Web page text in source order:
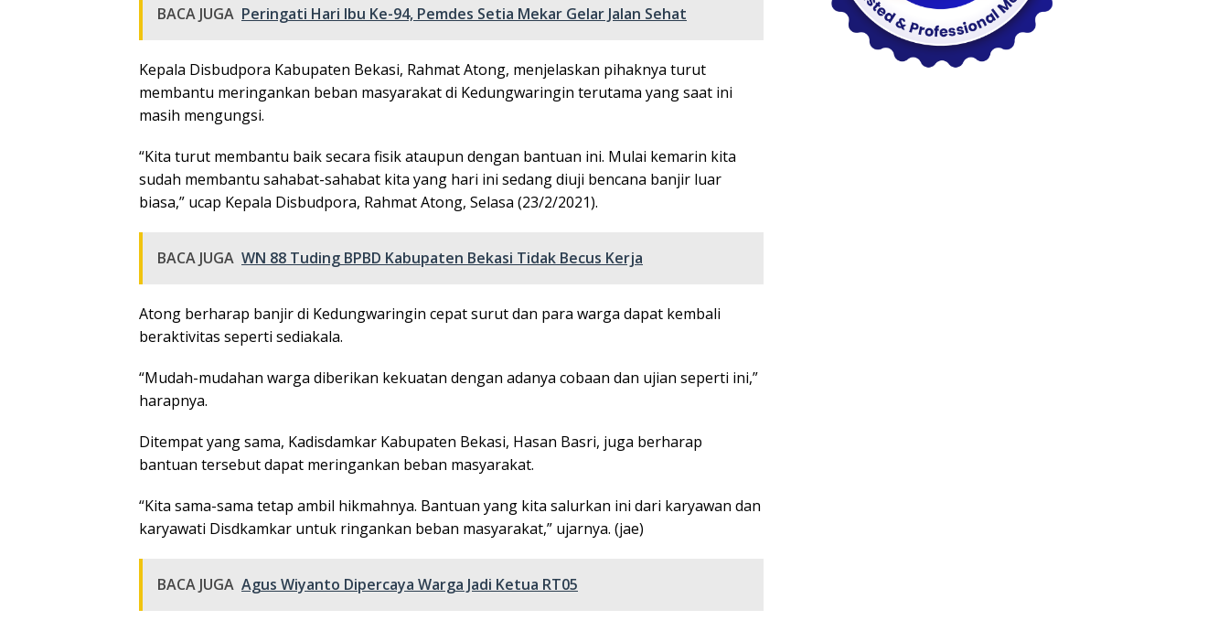
BACA JUGA Peringati Hari Ibu Ke-94, Pemdes Setia Mekar Gelar Jalan Sehat
Kepala Disbudpora Kabupaten Bekasi, Rahmat Atong, menjelaskan pihaknya turut
membantu meringankan beban masyarakat di Kedungwaringin terutama yang saat ini
masih mengungsi.
“Kita turut membantu baik secara fisik ataupun dengan bantuan ini. Mulai kemarin kita
sudah membantu sahabat-sahabat kita yang hari ini sedang diuji bencana banjir luar
biasa,” ucap Kepala Disbudpora, Rahmat Atong, Selasa (23/2/2021).
BACA JUGA WN 88 Tuding BPBD Kabupaten Bekasi Tidak Becus Kerja
Atong berharap banjir di Kedungwaringin cepat surut dan para warga dapat kembali
beraktivitas seperti sediakala.
“Mudah-mudahan warga diberikan kekuatan dengan adanya cobaan dan ujian seperti ini,”
harapnya.
Ditempat yang sama, Kadisdamkar Kabupaten Bekasi, Hasan Basri, juga berharap
bantuan tersebut dapat meringankan beban masyarakat.
“Kita sama-sama tetap ambil hikmahnya. Bantuan yang kita salurkan ini dari karyawan dan
karyawati Disdkamkar untuk ringankan beban masyarakat,” ujarnya. (jae)
BACA JUGA Agus Wiyanto Dipercaya Warga Jadi Ketua RT05